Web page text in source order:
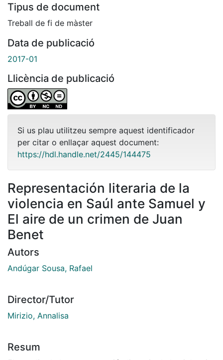
Tipus de document
Treball de fi de màster
Data de publicació
2017-01
Llicència de publicació
Si us plau utilitzeu sempre aquest identificador
per citar o enllaçar aquest document:
https://hdl.handle.net/2445/144475
Representación literaria de la
violencia en Saúl ante Samuel y
El aire de un crimen de Juan
Benet
Autors
Andúgar Sousa, Rafael
Director/Tutor
Mirizio, Annalisa
Resum